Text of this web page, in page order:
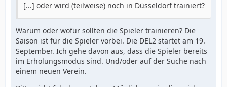
[...] oder wird (teilweise) noch in Düsseldorf trainiert?
Warum oder wofür sollten die Spieler trainieren? Die
Saison ist für die Spieler vorbei. Die DEL2 startet am 19.
September. Ich gehe davon aus, dass die Spieler bereits
im Erholungsmodus sind. Und/oder auf der Suche nach
einem neuen Verein.